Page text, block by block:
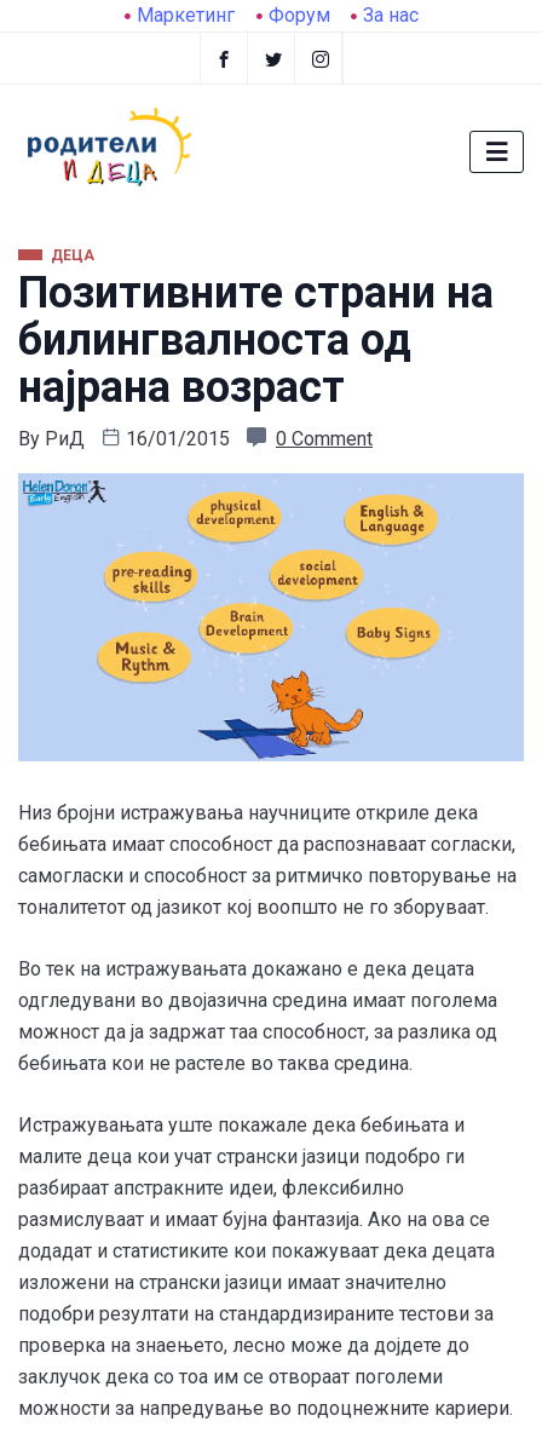
Маркетинг Форум За нас
ДЕЦА
Позитивните страни на
билингвалноста од
најрана возраст
By РиД 16/01/2015 0 Comment
Низ бројни истражувања научниците откриле дека
бебињата имаат способност да распознаваат согласки,
самогласки и способност за ритмичко повторување на
тоналитетот од јазикот кој воопшто не го зборуваат.
Во тек на истражувањата докажано е дека децата
одгледувани во двојазична средина имаат поголема
можност да ја задржат таа способност, за разлика од
бебињата кои не растеле во таква средина.
Истражувањата уште покажале дека бебињата и
малите деца кои учат странски јазици подобро ги
разбираат апстракните идеи, флексибилно
размислуваат и имаат бујна фантазија. Ако на ова се
додадат и статистиките кои покажуваат дека децата
изложени на странски јазици имаат значително
подобри резултати на стандардизираните тестови за
проверка на знаењето, лесно може да дојдете до
заклучок дека со тоа им се отвораат поголеми
можности за напредување во подоцнежните кариери.